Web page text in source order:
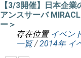
【3/3開催】日本企
アンスサーバ
ー＞
存在位置 イベン
一覧 /2014年 イ